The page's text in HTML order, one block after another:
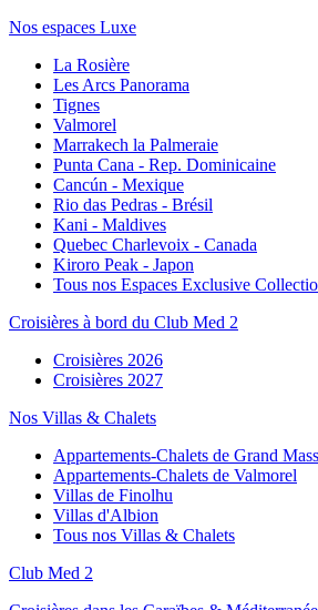
Nos espaces Luxe
La Rosière
Les Arcs Panorama
Tignes
Valmorel
Marrakech la Palmeraie
Punta Cana - Rep. Dominicaine
Cancún - Mexique
Rio das Pedras - Brésil
Kani - Maldives
Quebec Charlevoix - Canada
Kiroro Peak - Japon
Tous nos Espaces Exclusive
Croisières à bord du Club Med 2
Croisières 2026
Croisières 2027
Nos Villas & Chalets
Appartements-Chalets de Grand
Appartements-Chalets de Valmorel
Villas de Finolhu
Villas d'Albion
Tous nos Villas & Chalets
Club Med 2